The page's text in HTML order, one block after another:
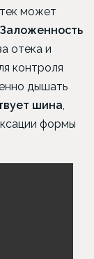
может
Заложенность
отека и
контроля
дышать
шина,
формы